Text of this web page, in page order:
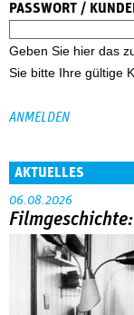
PASSWORT /
Geben Sie hier das
Sie bitte Ihre gültige
AKTUELLES
06.08.2026